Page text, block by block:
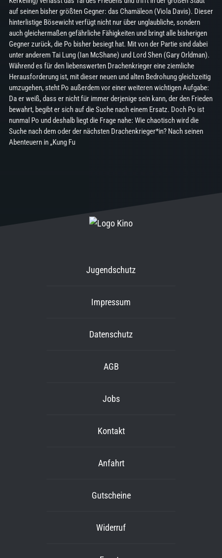
auf seinen bisher größten Gegner: das Chamäleon (Viola Davis). Dieser
hinterlistige Bösewicht verfügt nicht nur über unglaubliche, sondern
auch gleichermaßen gefährliche Fähigkeiten und bringt alle bisherigen
Gegner zurück, die Po bisher besiegt hat. Mit von der Partie sind dabei
unter anderem Tai Lung (Ian McShane) und Lord Shen (Gary Orldman).
Während es für den liebenswerten Drachenkrieger eine ziemliche
Herausforderung ist, mit dieser neuen und alten Bedrohung gleichzeitig
umzugehen, steht Po außerdem vor einer weiteren wichtigen Aufgabe:
Da er weiß, dass er nicht für immer derjenige sein kann, der den Frieden
bewahrt, begibt er sich auf die Suche nach einem Ersatz. Doch Po ist
nunmal Po und deshalb liegt die Frage nahe: Wie chaotisch wird die
Suche nach dem oder der nächsten Drachenkrieger*in? Nach seinen
Abenteuern in „Kung Fu
Jugendschutz
Impressum
Datenschutz
AGB
Jobs
Kontakt
Anfahrt
Gutscheine
Widerruf